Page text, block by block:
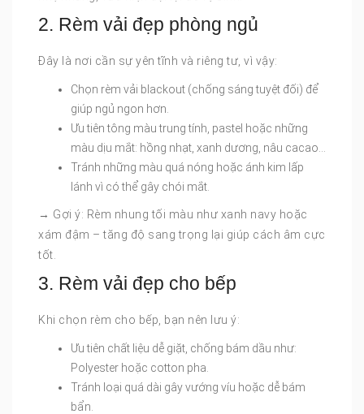
2. Rèm vải đẹp phòng ngủ
Đây là nơi cần sự yên tĩnh và riêng tư, vì vậy:
Chọn rèm vải blackout (chống sáng tuyệt đối) để
giúp ngủ ngon hơn.
Ưu tiên tông màu trung tính, pastel hoặc những
màu dịu mắt: hồng nhạt, xanh dương, nâu cacao…
Tránh những màu quá nóng hoặc ánh kim lấp
lánh vì có thể gây chói mắt.
→ Gợi ý: Rèm nhung tối màu như xanh navy hoặc
xám đậm – tăng độ sang trọng lại giúp cách âm cực
tốt.
3. Rèm vải đẹp cho bếp
Khi chọn rèm cho bếp, bạn nên lưu ý:
Ưu tiên chất liệu dễ giặt, chống bám dầu như:
Polyester hoặc cotton pha.
Tránh loại quá dài gây vướng víu hoặc dễ bám
bẩn.